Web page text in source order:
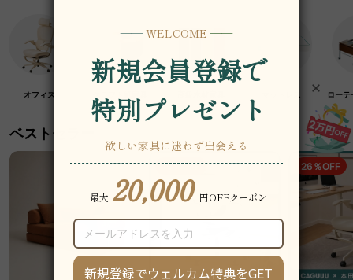
オフィス マットレス ロー
ベストセラー
19％OFF 26％OFF